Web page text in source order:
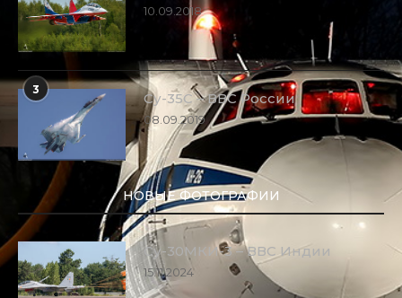
10.09.2018
3
Су-35С – ВВС России
08.09.2019
НОВЫЕ ФОТОГРАФИИ
Су-30МКИ-3 – ВВС Индии
15.11.2024